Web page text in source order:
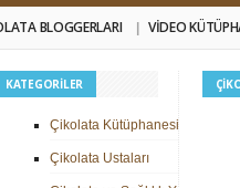
BLOGGERLARI VIDEO
KATEGORILER
Çikolata Kütüphanesi
Çikolata Ustaları